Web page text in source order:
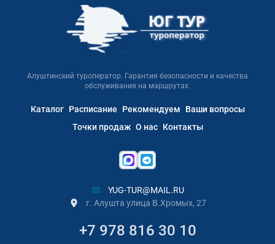
Алуштинский туроператор. Гарантия безопасности и качества
обслуживания на маршрутах.
Каталог Расписание Рекомендуем
Ваши вопросы
Точки продаж О нас Контакты
YUG-TUR@MAIL.RU
г. Алушта улица В.Хромых, 27
+7 978 816 30 10